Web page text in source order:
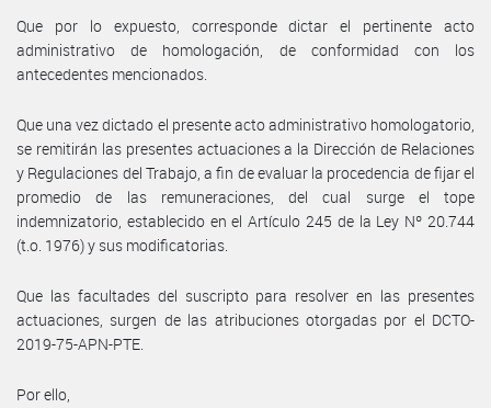
Que por lo expuesto, corresponde dictar el pertinente acto
administrativo de homologación, de conformidad con los
antecedentes mencionados.
Que una vez dictado el presente acto administrativo homologatorio,
se remitirán las presentes actuaciones a la Dirección de Relaciones
y Regulaciones del Trabajo, a fin de evaluar la procedencia de fijar el
promedio de las remuneraciones, del cual surge el tope
indemnizatorio, establecido en el Artículo 245 de la Ley Nº 20.744
(t.o. 1976) y sus modificatorias.
Que las facultades del suscripto para resolver en las presentes
actuaciones, surgen de las atribuciones otorgadas por el DCTO-
2019-75-APN-PTE.
Por ello,